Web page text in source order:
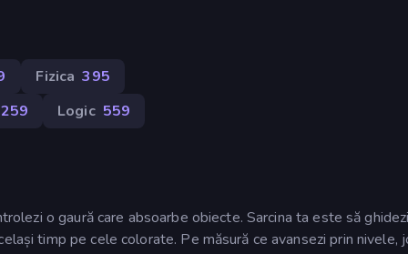
Fizica 395
259
Logic 559
o gaură care absoarbe obiecte. Sarcina ta este să
timp pe cele colorate. Pe măsură ce avansezi prin nivele,